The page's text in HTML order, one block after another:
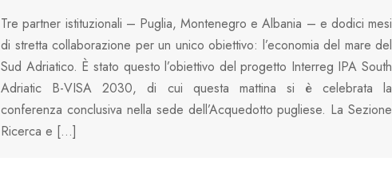
Tre partner istituzionali – Puglia, Montenegro e Albania – e dodici mesi
di stretta collaborazione per un unico obiettivo: l’economia del mare del
Sud Adriatico. È stato questo l’obiettivo del progetto Interreg IPA South
Adriatic B-VISA 2030, di cui questa mattina si è celebrata la
conferenza conclusiva nella sede dell’Acquedotto pugliese. La Sezione
Ricerca e […]